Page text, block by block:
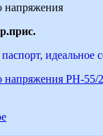
напряжения
идеальное
напряжения РН-